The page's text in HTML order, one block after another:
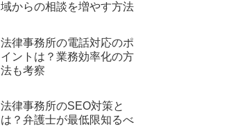
域からの相談を増やす方法
法律事務所の電話対応のポ
イントは？業務効率化の方
法も考察
法律事務所のSEO対策と
は？弁護士が最低限知るべ